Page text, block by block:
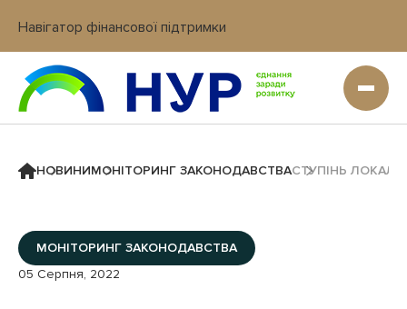
Навігатор фінансової підтримки
Вхід в кабінет IT платформи
НОВИНИМОНІТОРИНГ ЗАКОНОДАВСТВАСТУПІНЬ
МОНІТОРИНГ ЗАКОНОДАВСТВА
05 Серпня, 2022